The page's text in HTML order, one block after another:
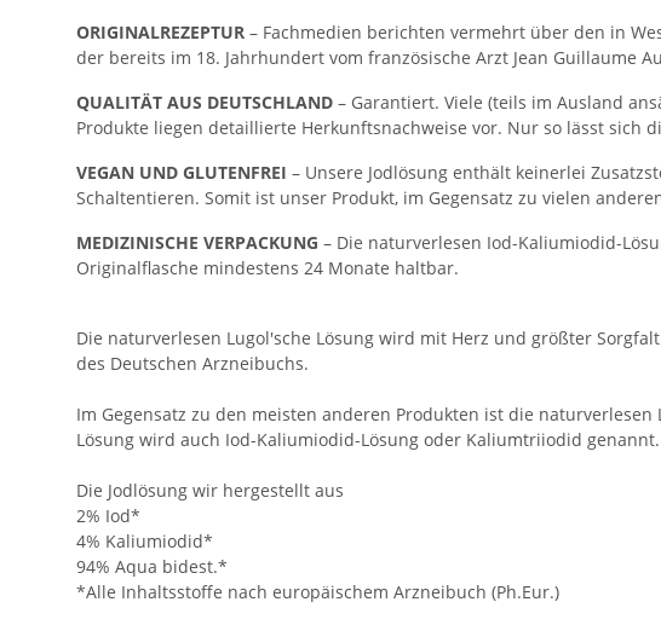
ORIGINALREZEPTUR – Fachmedien berichten vermehrt über den in
der bereits im 18. Jahrhundert vom französische Arzt Jean Guillaume
QUALITÄT AUS DEUTSCHLAND – Garantiert. Viele (teils im Ausland
Produkte liegen detaillierte Herkunftsnachweise vor. Nur so lässt sich
VEGAN UND GLUTENFREI – Unsere Jodlösung enthält keinerlei
Schaltentieren. Somit ist unser Produkt, im Gegensatz zu vielen
MEDIZINISCHE VERPACKUNG – Die naturverlesen Iod-Kaliumiodid-
Originalflasche mindestens 24 Monate haltbar.
Die naturverlesen Lugol'sche Lösung wird mit Herz und größter
des Deutschen Arzneibuchs.
Im Gegensatz zu den meisten anderen Produkten ist die
Lösung wird auch Iod-Kaliumiodid-Lösung oder Kaliumtriiodid
Die Jodlösung wir hergestellt aus
2% Iod*
4% Kaliumiodid*
94% Aqua bidest.*
*Alle Inhaltsstoffe nach europäischem Arzneibuch (Ph.Eur.)